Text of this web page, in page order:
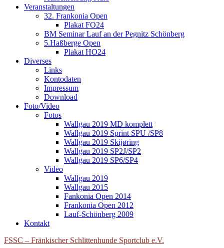
Veranstaltungen
32. Frankonia Open
Plakat FO24
BM Seminar Lauf an der Pegnitz Schönberg
5.Haßberge Open
Plakat HO24
Diverses
Links
Kontodaten
Impressum
Download
Foto/Video
Fotos
Wallgau 2019 MD komplett
Wallgau 2019 Sprint SPU /SP8
Wallgau 2019 Skijøring
Wallgau 2019 SP2J/SP2
Wallgau 2019 SP6/SP4
Video
Wallgau 2019
Wallgau 2015
Fankonia Open 2014
Frankonia Open 2012
Lauf-Schönberg 2009
Kontakt
FSSC – Fränkischer Schlittenhunde Sportclub e.V.